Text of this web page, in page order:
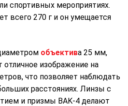
спортивных мероприятиях.
всего 270 г и он умещается
объектива 25 мм,
отличное изображение на
что позволяет наблюдать
расстояниях. Линзы с
и призмы BAK-4 делают